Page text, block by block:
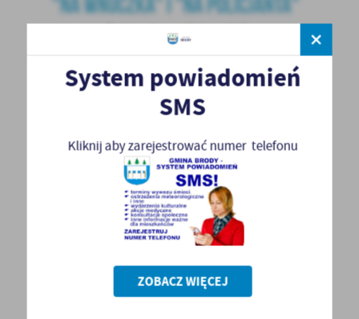
System powiadomień
SMS
Kliknij aby zarejestrować numer telefonu
ZOBACZ WIĘCEJ